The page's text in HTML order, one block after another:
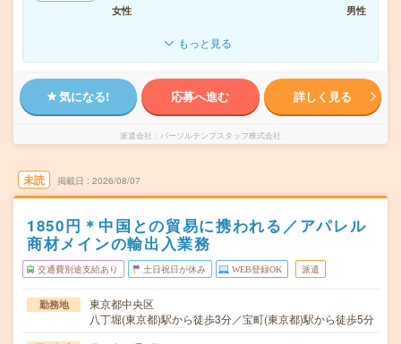
女性
男性
もっと見る
気になる! 応募へ進む 詳しく見る
派遣会社 パーソルテンプスタッフ株式会社
未読 掲載日 2026/08/07
1850円＊中国との貿易に携われる／アパレル
商材メインの輸出入業務
交通費別途支給あり 土日祝日が休み WEB登録OK 派遣
勤務地
東京都中央区
八丁堀(東京都)駅から徒歩3分／宝町(東京都)駅から徒歩5分